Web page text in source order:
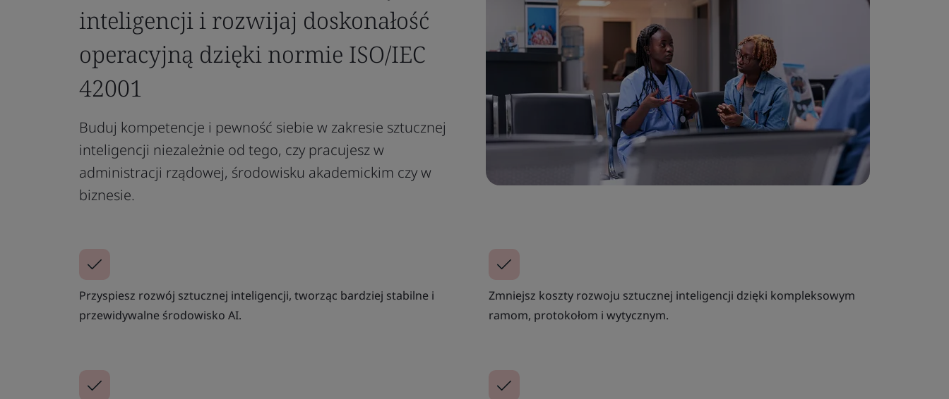
inteligencji i rozwijaj doskonałość
operacyjną dzięki normie ISO/IEC
42001
Buduj kompetencje i pewność siebie w zakresie sztucznej
inteligencji niezależnie od tego, czy pracujesz w
administracji rządowej, środowisku akademickim czy w
biznesie.
Przyspiesz rozwój sztucznej inteligencji, tworząc bardziej stabilne i
przewidywalne środowisko AI.
Zmniejsz koszty rozwoju sztucznej inteligencji dzięki kompleksowym
ramom, protokołom i wytycznym.